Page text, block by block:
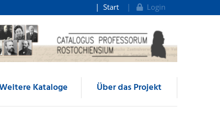
Start Login
Kataloge Über das Projekt